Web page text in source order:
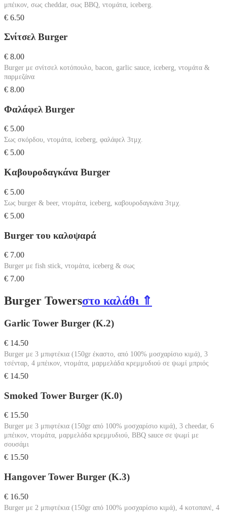
μπέικον, σως cheddar, σως BBQ, ντομάτα, iceberg.
€ 6.50
Σνίτσελ Burger
€ 8.00
Burger με σνίτσελ κοτόπουλο, bacon, garlic sauce, iceberg, ντομάτα &
παρμεζάνα
€ 8.00
Φαλάφελ Burger
€ 5.00
Σως σκόρδου, ντομάτα, iceberg, φαλάφελ 3τμχ.
€ 5.00
Καβουροδαγκάνα Burger
€ 5.00
Σως burger & beer, ντομάτα, iceberg, καβουροδαγκάνα 3τμχ.
€ 5.00
Burger του καλοψαρά
€ 7.00
Burger με fish stick, ντομάτα, iceberg & σως
€ 7.00
Burger Towersστο καλάθι ⇑
Garlic Tower Burger (Κ.2)
€ 14.50
Burger με 3 μπιφτέκια (150gr έκαστο, από 100% μοσχαρίσιο κιμά), 3
τσένταρ, 4 μπέικον, ντομάτα, μαρμελάδα κρεμμυδιού σε ψωμί μπριός
€ 14.50
Smoked Tower Burger (Κ.0)
€ 15.50
Burger με 3 μπιφτέκια (150gr από 100% μοσχαρίσιο κιμά), 3 cheedar, 6
μπέικον, ντομάτα, μαρμελάδα κρεμμυδιού, BBQ sauce σε ψωμί με
σουσάμι
€ 15.50
Hangover Tower Burger (Κ.3)
€ 16.50
Burger με 2 μπιφτέκια (150gr από 100% μοσχαρίσιο κιμά), 4 κοτοπανέ, 4